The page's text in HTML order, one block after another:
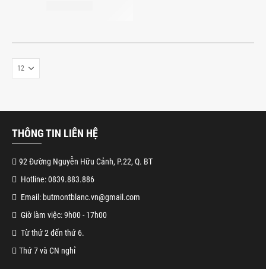
THÔNG TIN LIÊN HỆ
92 Đường Nguyễn Hữu Cảnh, P.22, Q. BT
Hotline: 0839.883.886
Email: butmontblanc.vn@gmail.com
Giờ làm việc: 9h00 - 17h00
Từ thứ 2 đến thứ 6.
Thứ 7 và CN nghỉ